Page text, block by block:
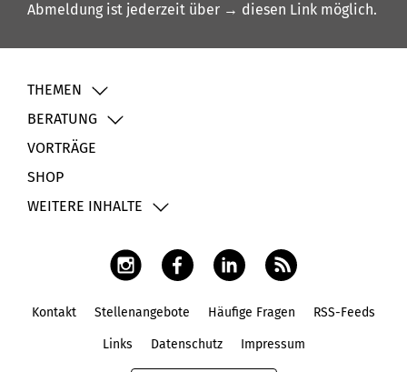
Abmeldung ist jederzeit über → diesen Link möglich.
THEMEN
BERATUNG
VORTRÄGE
SHOP
WEITERE INHALTE
Kontakt Stellenangebote Häufige Fragen RSS-Feeds
Links Datenschutz Impressum